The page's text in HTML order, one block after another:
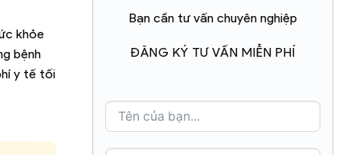
khỏe
bệnh
y tế tối
Bạn cần tư vấn chuyên nghiệp
ĐĂNG KÝ TƯ VẤN MIỄN PHÍ